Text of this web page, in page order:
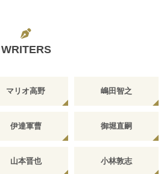
WRITERS
マリオ高野 嶋田智之
伊達軍曹 御堀直嗣
山本晋也 小林敦志